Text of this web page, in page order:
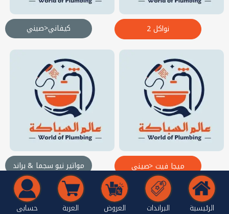
نواكل 2 كيفاني<صيني
ميجا فيت <صيني مواتير نيو سجما & براند
الرئيسية البراندات العروض العربة حسابى